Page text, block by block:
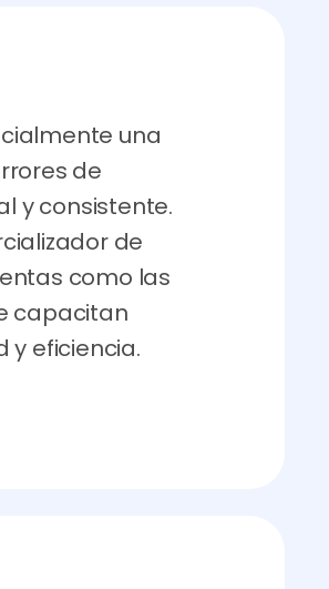
una
de
y consistente.
de
como las
capacitan
y eficiencia.